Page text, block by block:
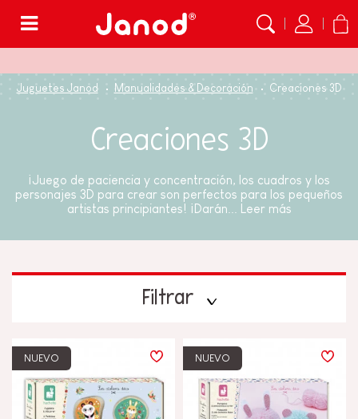
Juguetes Janod Manualidades & Decoración Creaciones 3D
Creaciones 3D
¡Juego de paciencia y concentración, los cuadros y los
personajes 3D para crear son perfectos para los pequeños
artistas principiantes! ¡Darán...
Leer más
Filtrar
Construir y diseñar
NUEVO NUEVO